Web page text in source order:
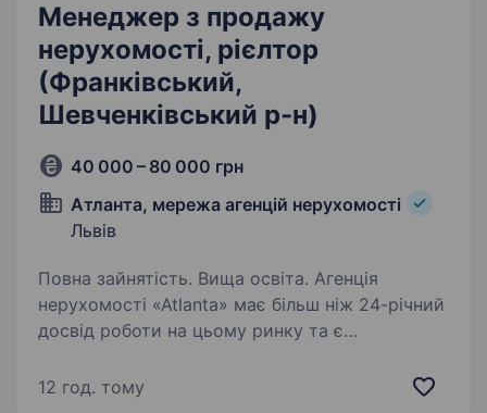
Менеджер з продажу
нерухомості, рієлтор
(Франківський,
Шевченківський р-н)
40 000 – 80 000 грн
Атланта, мережа агенцій нерухомості
Львів
Повна зайнятість. Вища освіта. Агенція
нерухомості «Atlanta» має більш ніж 24-річний
досвід роботи на цьому ринку та є
Запрошуємо активних, комунікабельних
12 год. тому